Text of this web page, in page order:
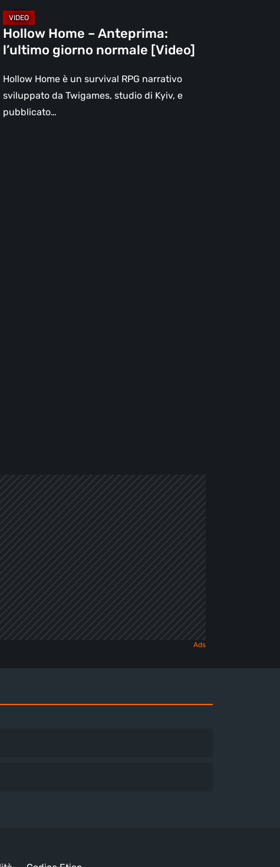
Hollow Home – Anteprima:
l’ultimo giorno normale [Video]
Hollow Home è un survival RPG narrativo
sviluppato da Twigames, studio di Kyiv, e
pubblicato…